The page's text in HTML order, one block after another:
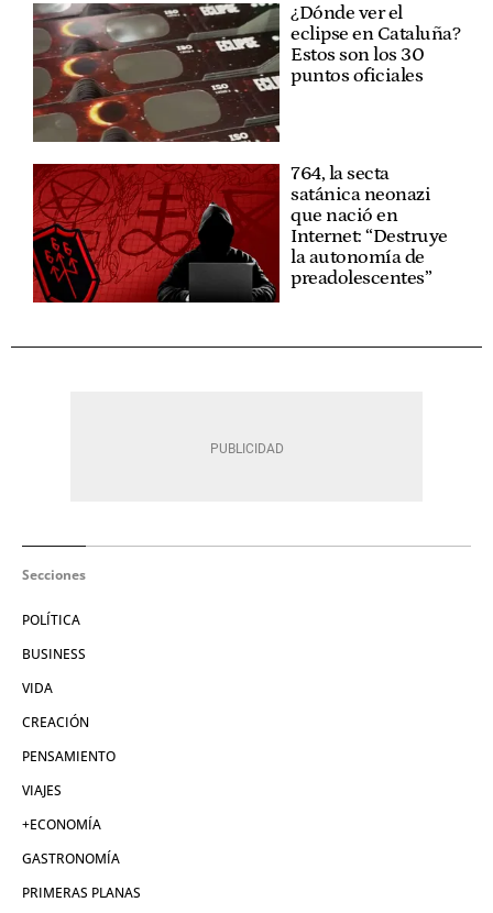
¿Dónde ver el
eclipse en Cataluña?
Estos son los 30
puntos oficiales
764, la secta
satánica neonazi
que nació en
Internet: “Destruye
la autonomía de
preadolescentes”
Secciones
POLÍTICA
BUSINESS
VIDA
CREACIÓN
PENSAMIENTO
VIAJES
+ECONOMÍA
GASTRONOMÍA
PRIMERAS PLANAS